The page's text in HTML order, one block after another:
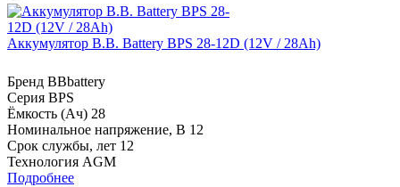
Аккумулятор B.B. Battery BPS 28-12D (12V / 28Ah)
Бренд BBbattery
Серия BPS
Ёмкость (Ач) 28
Номинальное напряжение, В 12
Срок службы, лет 12
Технология AGM
Подробнее